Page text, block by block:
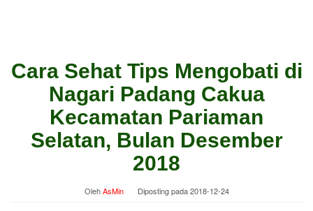
Cara Sehat Tips Mengobati di
Nagari Padang Cakua
Kecamatan Pariaman
Selatan, Bulan Desember
2018
OlehAsMin Diposting pada2018-12-24